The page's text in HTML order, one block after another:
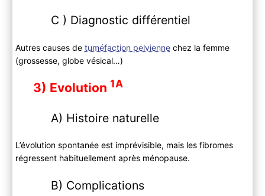
C ) Diagnostic différentiel
Autres causes de tuméfaction pelviennechez la femme
(grossesse, globe vésical…)
3) Evolution 1A
A) Histoire naturelle
L’évolution spontanée est imprévisible, mais les fibromes
régressent habituellement après ménopause.
B) Complications